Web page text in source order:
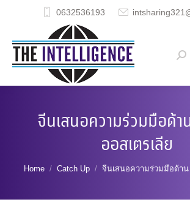
0632536193
จีนเสนอความร่วมมือด้
ออสเตรเลีย
You are here:
Home Catch Up จีนเสนอความร่วมมือด้าน